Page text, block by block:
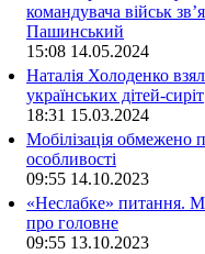
командувача військ
Пашинський
15:08 14.05.2024
Наталія Холоденко
українських дітей-сиріт
18:31 15.03.2024
Мобілізація обмежено
особливості
09:55 14.10.2023
«Неслабке» питання.
про головне
09:55 13.10.2023